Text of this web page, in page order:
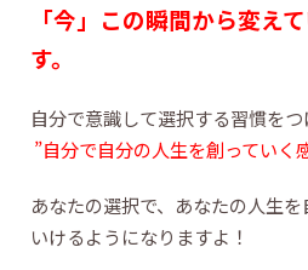
「今」この瞬間から変え
す。
自分で意識して選択する習慣をつ
”自分で自分の人生を創っていく
あなたの選択で、あなたの人生
いけるようになりますよ！